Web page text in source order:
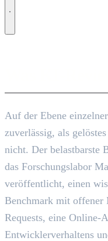
Auf der Ebene
zuverlässig, als
nicht. Der belastbarste
das Forschungslabor
veröffentlicht, einen
Benchmark mit offener
Requests, eine Online-
Entwicklerverhaltens